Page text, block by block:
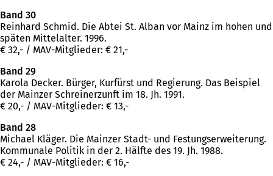
Band 30
Reinhard Schmid. Die Abtei St. Alban vor Mainz im hohen und
späten Mittelalter. 1996.
€ 32,- / MAV-Mitglieder: € 21,-
Band 29
Karola Decker. Bürger, Kurfürst und Regierung. Das Beispiel
der Mainzer Schreinerzunft im 18. Jh. 1991.
€ 20,- / MAV-Mitglieder: € 13,-
Band 28
Michael Kläger. Die Mainzer Stadt- und Festungserweiterung.
Kommunale Politik in der 2. Hälfte des 19. Jh. 1988.
€ 24,- / MAV-Mitglieder: € 16,-